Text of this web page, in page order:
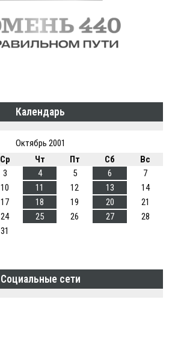
Календарь
Октябрь 2001
Ср Чт Пт Сб
Вс
3 4 5 6
7
10 11 12 13
14
17 18 19 20
21
24 25 26 27
28
31
Социальные сети